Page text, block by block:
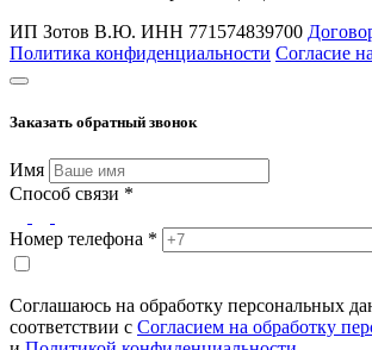
ИП Зотов В.Ю. ИНН 771574839700
Политика конфиденциальности Согласие
Заказать обратный звонок
Имя
Способ связи *
Номер телефона *
Соглашаюсь на обработку персональных
соответствии с Согласием на обработку